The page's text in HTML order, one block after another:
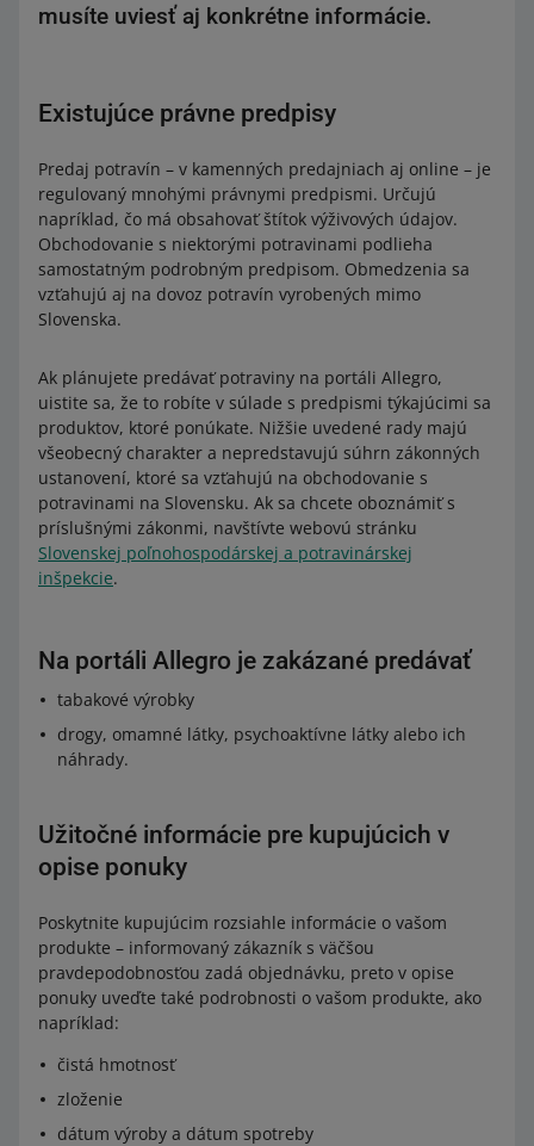
musíte uviesť aj konkrétne informácie.
Existujúce právne predpisy
Predaj potravín – v kamenných predajniach aj online – je
regulovaný mnohými právnymi predpismi. Určujú
napríklad, čo má obsahovať štítok výživových údajov.
Obchodovanie s niektorými potravinami podlieha
samostatným podrobným predpisom. Obmedzenia sa
vzťahujú aj na dovoz potravín vyrobených mimo
Slovenska.
Ak plánujete predávať potraviny na portáli Allegro,
uistite sa, že to robíte v súlade s predpismi týkajúcimi sa
produktov, ktoré ponúkate. Nižšie uvedené rady majú
všeobecný charakter a nepredstavujú súhrn zákonných
ustanovení, ktoré sa vzťahujú na obchodovanie s
potravinami na Slovensku. Ak sa chcete oboznámiť s
príslušnými zákonmi, navštívte webovú stránku
Slovenskej poľnohospodárskej a potravinárskej
inšpekcie.
Na portáli Allegro je zakázané predávať
tabakové výrobky
drogy, omamné látky, psychoaktívne látky alebo ich
náhrady.
Užitočné informácie pre kupujúcich v
opise ponuky
Poskytnite kupujúcim rozsiahle informácie o vašom
produkte – informovaný zákazník s väčšou
pravdepodobnosťou zadá objednávku, preto v opise
ponuky uveďte také podrobnosti o vašom produkte, ako
napríklad:
čistá hmotnosť
zloženie
dátum výroby a dátum spotreby